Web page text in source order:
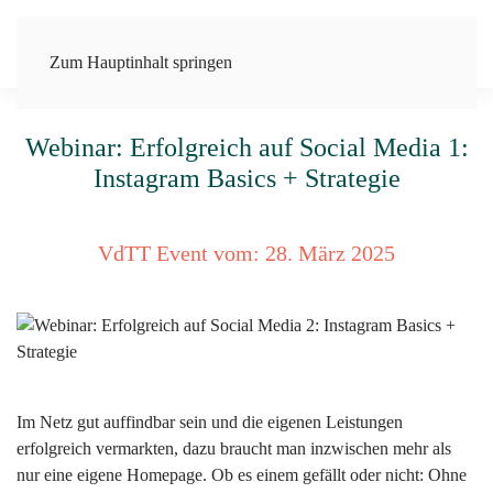
Zum Hauptinhalt springen
Webinar: Erfolgreich auf Social Media 1:
Instagram Basics + Strategie
VdTT Event vom: 28. März 2025
Im Netz gut auffindbar sein und die eigenen Leistungen
erfolgreich vermarkten, dazu braucht man inzwischen mehr als
nur eine eigene Homepage. Ob es einem gefällt oder nicht: Ohne